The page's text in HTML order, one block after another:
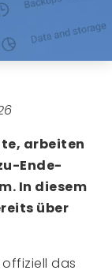
arbeiten
Ende-
In diesem
über
das